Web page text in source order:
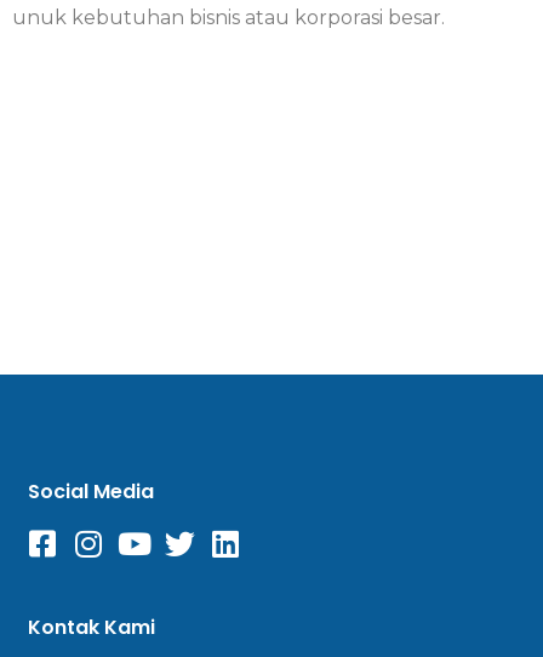
unuk kebutuhan bisnis atau korporasi besar.
Social Media
Kontak Kami